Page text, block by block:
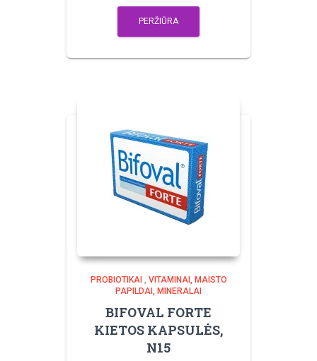
PERŽIŪRA
PROBIOTIKAI , VITAMINAI, MAISTO
PAPILDAI, MINERALAI
BIFOVAL FORTE
KIETOS KAPSULĖS,
N15